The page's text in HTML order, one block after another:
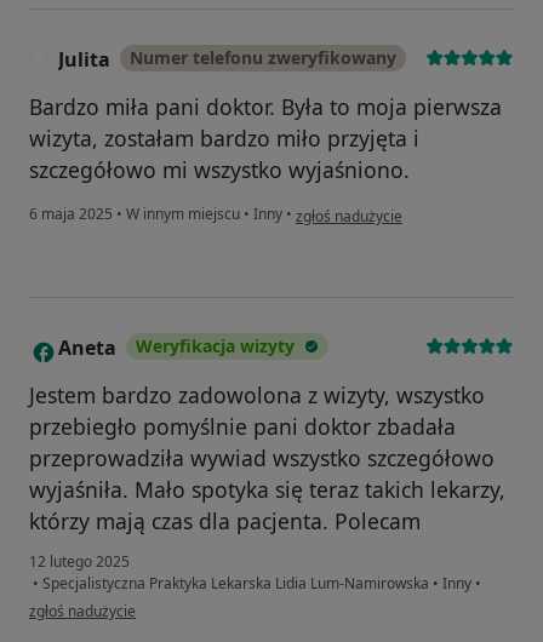
Julita Numer telefonu zweryfikowany
Bardzo miła pani doktor. Była to moja pierwsza
wizyta, zostałam bardzo miło przyjęta i
szczegółowo mi wszystko wyjaśniono.
6 maja 2025 • W innym miejscu • Inny • w opinii użytkownika Julita
zgłoś nadużycie
A Aneta Weryfikacja wizyty
Jestem bardzo zadowolona z wizyty, wszystko
przebiegło pomyślnie pani doktor zbadała
przeprowadziła wywiad wszystko szczegółowo
wyjaśniła. Mało spotyka się teraz takich lekarzy,
którzy mają czas dla pacjenta. Polecam
12 lutego 2025
• Specjalistyczna Praktyka Lekarska Lidia Lum-Namirowska • Inny •
w opinii użytkownika Aneta
zgłoś nadużycie